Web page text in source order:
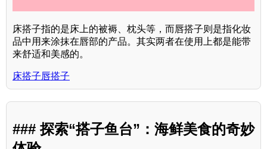
床搭子指的是床上的被褥、枕头等，而唇搭子则是指化妆
品中用来涂抹在唇部的产品。其实两者在使用上都是能带
来舒适和美感的。
床搭子唇搭子
### 探索“搭子鱼台”：海鲜美食的奇妙